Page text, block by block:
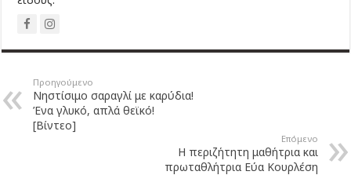
Προηγούμενο
Νηστίσιμο σαραγλί με καρύδια!
Ένα γλυκό, απλά θεϊκό!
[Βίντεο]
Επόμενο
Η περιζήτητη μαθήτρια και
πρωταθλήτρια Εύα Κουρλέση